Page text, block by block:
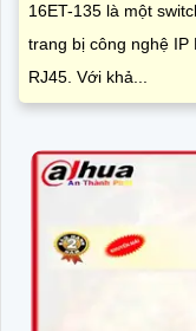
16ET-135 là một
trang bị công nghệ IP
RJ45. Với khả...